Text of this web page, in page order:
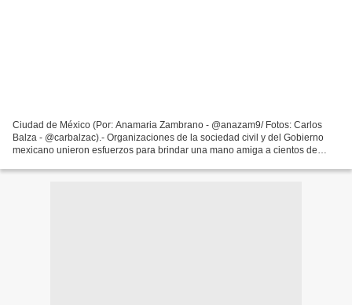
Ciudad de México (Por: Anamaria Zambrano - @anazam9/ Fotos: Carlos
Balza - @carbalzac).- Organizaciones de la sociedad civil y del Gobierno
mexicano unieron esfuerzos para brindar una mano amiga a cientos de